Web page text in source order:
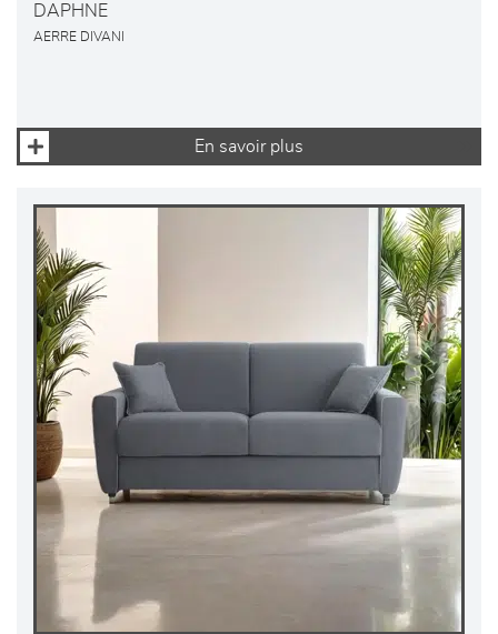
DAPHNE
AERRE DIVANI
En savoir plus